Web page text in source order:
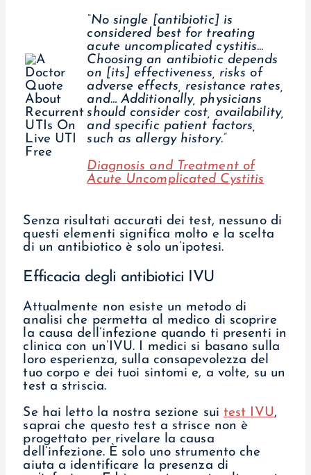
“No single [antibiotic] is
considered best for treating
acute uncomplicated cystitis...
Choosing an antibiotic depends
on [its] effectiveness, risks of
adverse effects, resistance rates,
and… Additionally, physicians
should consider cost, availability,
and specific patient factors,
such as allergy history.”
Diagnosis and Treatment of
Acute Uncomplicated Cystitis
Senza risultati accurati dei test, nessuno di
questi elementi significa molto e la scelta
di un antibiotico è solo un’ipotesi.
Efficacia degli antibiotici IVU
Attualmente non esiste un metodo di
analisi che permetta al medico di scoprire
la causa dell’infezione quando ti presenti in
clinica con un’IVU. I medici si basano sulla
loro esperienza, sulla consapevolezza del
tuo corpo e dei tuoi sintomi e, a volte, su un
test a striscia.
Se hai letto la nostra sezione sui test IVU,
saprai che questo test a strisce non è
progettato per rivelare la causa
dell’infezione. È solo uno strumento che
aiuta a identificare la presenza di